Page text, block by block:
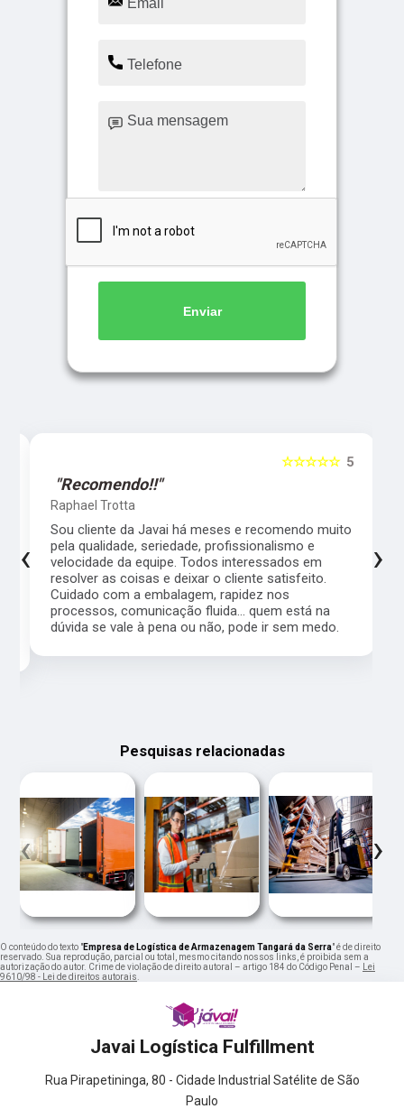
Enviar
5
☆☆☆☆☆
"Recomendo!!"
Raphael Trotta
Sou cliente da Javai há meses e recomendo muito
pela qualidade, seriedade, profissionalismo e
velocidade da equipe. Todos interessados em
resolver as coisas e deixar o cliente satisfeito.
Cuidado com a embalagem, rapidez nos
processos, comunicação fluida... quem está na
dúvida se vale à pena ou não, pode ir sem medo.
‹ ›
Pesquisas relacionadas
‹ ›
O conteúdo do texto "Empresa de Logística de Armazenagem Tangará da Serra" é de direito
reservado. Sua reprodução, parcial ou total, mesmo citando nossos links, é proibida sem a
autorização do autor. Crime de violação de direito autoral – artigo 184 do Código Penal –
Lei
9610/98 - Lei de direitos autorais
Javai Logística Fulfillment
Rua Pirapetininga, 80 - Cidade Industrial Satélite de São
Paulo